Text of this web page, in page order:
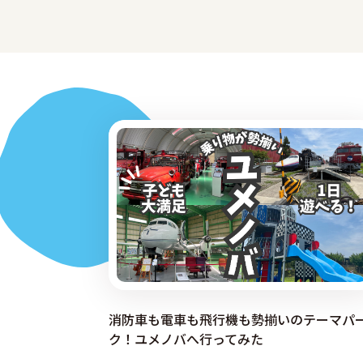
消防車も電車も飛行機も勢揃いのテーマパ
ク！ユメノバへ行ってみた